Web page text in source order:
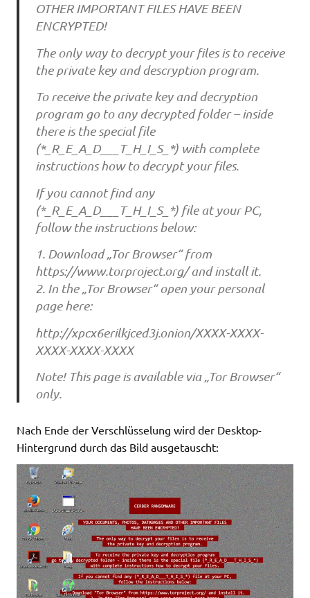
OTHER IMPORTANT FILES HAVE BEEN
ENCRYPTED!
The only way to decrypt your files is to receive
the private key and descryption program.
To receive the private key and decryption
program go to any decrypted folder – inside
there is the special file
(*_R_E_A_D___T_H_I_S_*) with complete
instructions how to decrypt your files.
If you cannot find any
(*_R_E_A_D___T_H_I_S_*) file at your PC,
follow the instructions below:
1. Download „Tor Browser“ from
https://www.torproject.org/ and install it.
2. In the „Tor Browser“ open your personal
page here:
http://xpcx6erilkjced3j.onion/XXXX-XXXX-
XXXX-XXXX-XXXX
Note! This page is available via „Tor Browser“
only.
Nach Ende der Verschlüsselung wird der Desktop-
Hintergrund durch das Bild ausgetauscht: